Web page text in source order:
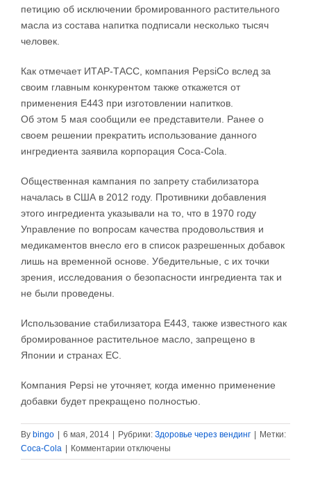
петицию об исключении бромированного растительного
масла из состава напитка подписали несколько тысяч
человек.
Как отмечает ИТАР-ТАСС, компания PepsiCo вслед за
своим главным конкурентом также откажется от
применения Е443 при изготовлении напитков.
Об этом 5 мая сообщили ее представители. Ранее о
своем решении прекратить использование данного
ингредиента заявила корпорация Coca-Cola.
Общественная кампания по запрету стабилизатора
началась в США в 2012 году. Противники добавления
этого ингредиента указывали на то, что в 1970 году
Управление по вопросам качества продовольствия и
медикаментов внесло его в список разрешенных добавок
лишь на временной основе. Убедительные, с их точки
зрения, исследования о безопасности ингредиента так и
не были проведены.
Использование стабилизатора Е443, также известного как
бромированное растительное масло, запрещено в
Японии и странах ЕС.
Компания Pepsi не уточняет, когда именно применение
добавки будет прекращено полностью.
By bingo 6 мая, 2014 Рубрики: Здоровье через вендинг
Метки:
Coca-Cola
Комментарии к
записи
отключены